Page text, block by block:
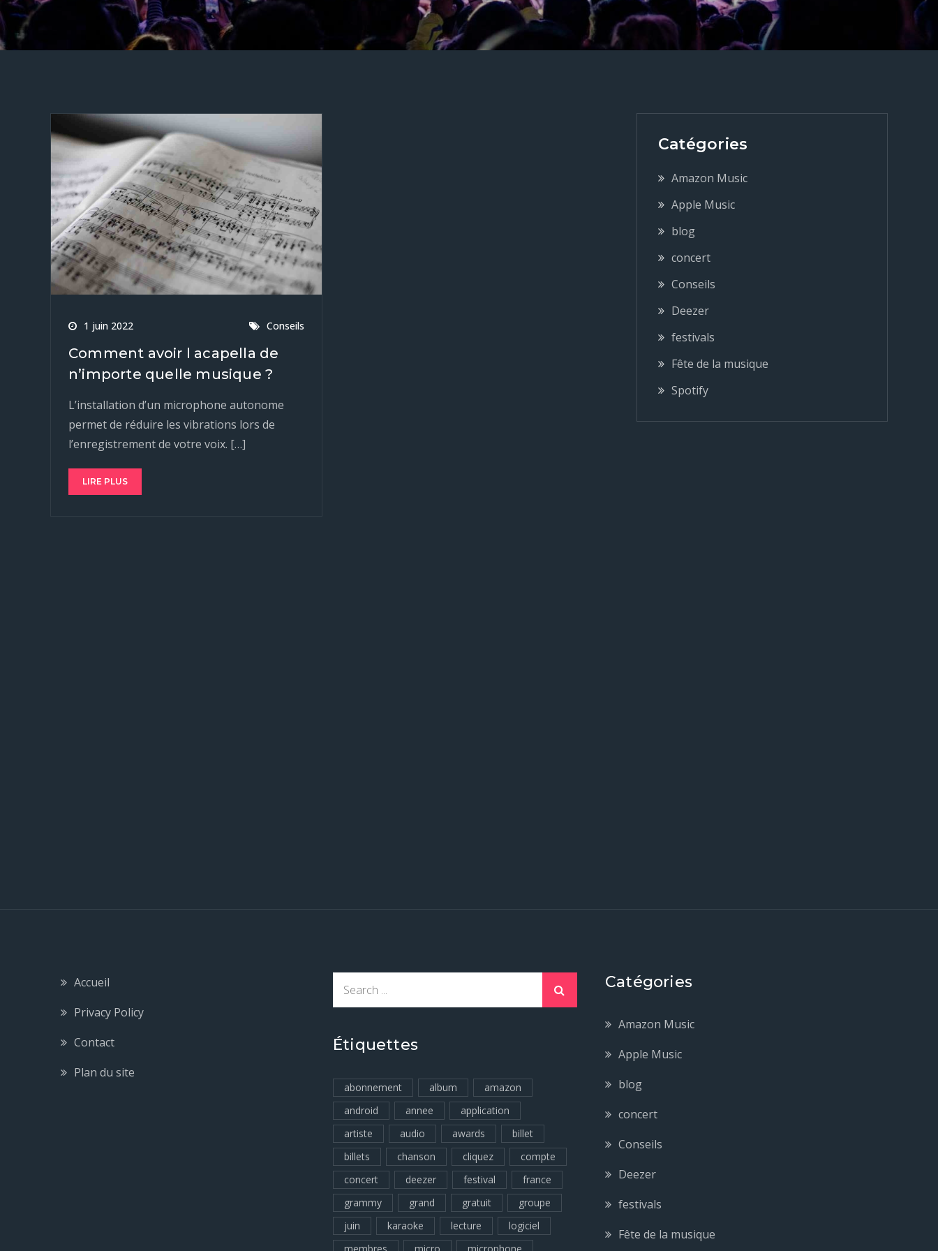
1 juin 2022 Conseils
Comment avoir l acapella de
n’importe quelle musique ?
L’installation d’un microphone autonome
permet de réduire les vibrations lors de
l’enregistrement de votre voix. […]
LIRE PLUS
Catégories
Amazon Music
Apple Music
blog
concert
Conseils
Deezer
festivals
Fête de la musique
Spotify
Accueil
Privacy Policy
Contact
Plan du site
Étiquettes
abonnement album
amazon
android
annee
application
artiste
audio awards
billet
billets
chanson cliquez
compte
concert
deezer festival
france
grammy
grand gratuit
groupe
juin
karaoke lecture
logiciel
Catégories
Amazon Music
Apple Music
blog
concert
Conseils
Deezer
festivals
Fête de la musique